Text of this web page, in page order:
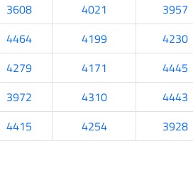
3608 4021 3957
4464 4199 4230
4279 4171 4445
3972 4310 4443
4415 4254 3928